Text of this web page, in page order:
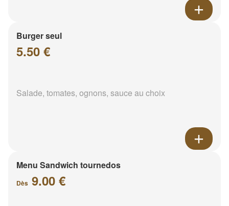
Burger seul
5.50 €
Salade, tomates, ognons, sauce au choix
Menu Sandwich tournedos
Dès 9.00 €